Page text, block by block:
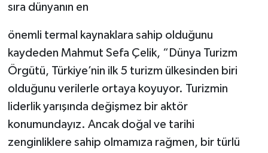
sıra dünyanın en
önemli termal kaynaklara sahip olduğunu
kaydeden Mahmut Sefa Çelik, “Dünya Turizm
Örgütü, Türkiye’nin ilk 5 turizm ülkesinden biri
olduğunu verilerle ortaya koyuyor. Turizmin
liderlik yarışında değişmez bir aktör
konumundayız. Ancak doğal ve tarihi
zenginliklere sahip olmamıza rağmen, bir türlü